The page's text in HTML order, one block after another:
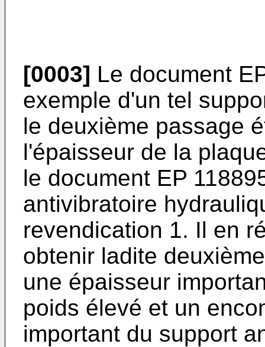
[0003] Le document
exemple d'un tel
le deuxième passage
l'épaisseur de la
le document EP
antivibratoire
revendication 1. Il en
obtenir ladite
une épaisseur
poids élevé et un
important du support